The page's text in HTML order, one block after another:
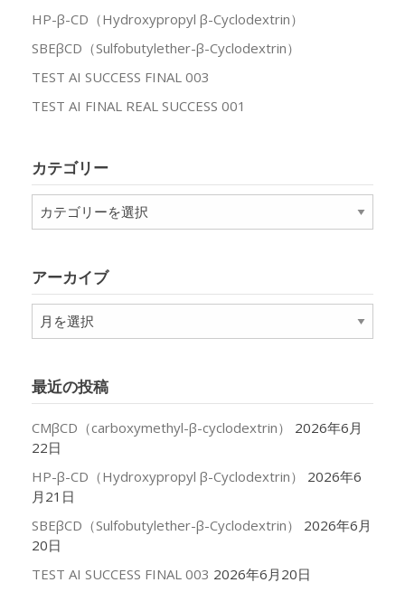
HP-β-CD（Hydroxypropyl β-Cyclodextrin）
SBEβCD（Sulfobutylether-β-Cyclodextrin）
TEST AI SUCCESS FINAL 003
TEST AI FINAL REAL SUCCESS 001
カテゴリー
テ
ー
アーカイブ
ア
ー
ブ
最近の投稿
CMβCD（carboxymethyl-β-cyclodextrin）
2026年6月
22日
HP-β-CD（Hydroxypropyl β-Cyclodextrin）
2026年6
月21日
SBEβCD（Sulfobutylether-β-Cyclodextrin）
2026年6月
20日
TEST AI SUCCESS FINAL 003 2026年6月20日